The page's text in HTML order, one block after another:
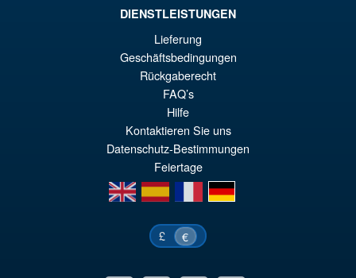
PRE ORDENA
DIENSTLEISTUNGEN
Lieferung
Geschäftsbedingungen
Rückgaberecht
FAQ’s
Hilfe
Kontaktieren Sie uns
Datenschutz-Bestimmungen
Feiertage
en
es fr de
£ €